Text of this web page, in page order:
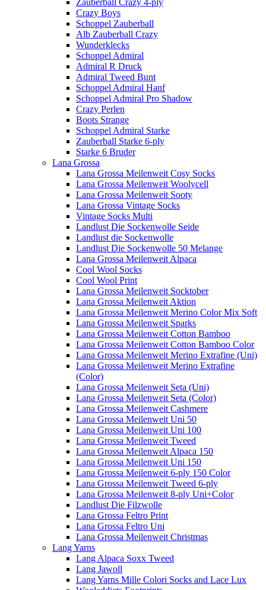
Crazy Boys
Schoppel Zauberball
Alb Zauberball Crazy
Wunderklecks
Schoppel Admiral
Admiral R Druck
Admiral Tweed Bunt
Schoppel Admiral Hanf
Schoppel Admiral Pro Shadow
Crazy Perlen
Boots Strange
Schoppel Admiral Starke
Zauberball Starke 6-ply
Starke 6 Bruder
Lana Grossa
Lana Grossa Meilenweit Cosy Socks
Lana Grossa Meilenweit Woolycell
Lana Grossa Meilenweit Sooty
Lana Grossa Vintage Socks
Vintage Socks Multi
Landlust Die Sockenwolle Seide
Landlust die Sockenwolle
Landlust Die Sockenwolle 50 Melange
Lana Grossa Meilenweit Alpaca
Cool Wool Socks
Cool Wool Print
Lana Grossa Meilenweit Socktober
Lana Grossa Meilenweit Aktion
Lana Grossa Meilenweit Merino Color Mix Soft
Lana Grossa Meilenweit Sparks
Lana Grossa Meilenweit Cotton Bamboo
Lana Grossa Meilenweit Cotton Bamboo Color
Lana Grossa Meilenweit Merino Extrafine (Uni)
Lana Grossa Meilenweit Merino Extrafine
(Color)
Lana Grossa Meilenweit Seta (Uni)
Lana Grossa Meilenweit Seta (Color)
Lana Grossa Meilenweit Cashmere
Lana Grossa Meilenweit Uni 50
Lana Grossa Meilenweit Uni 100
Lana Grossa Meilenweit Tweed
Lana Grossa Meilenweit Alpaca 150
Lana Grossa Meilenweit Uni 150
Lana Grossa Meilenweit 6-ply 150 Color
Lana Grossa Meilenweit Tweed 6-ply
Lana Grossa Meilenweit 8-ply Uni+Color
Landlust Die Filzwolle
Lana Grossa Feltro Print
Lana Grossa Feltro Uni
Lana Grossa Meilenweit Christmas
Lang Yarns
Lang Alpaca Soxx Tweed
Lang Jawoll
Lang Yarns Mille Colori Socks and Lace Lux